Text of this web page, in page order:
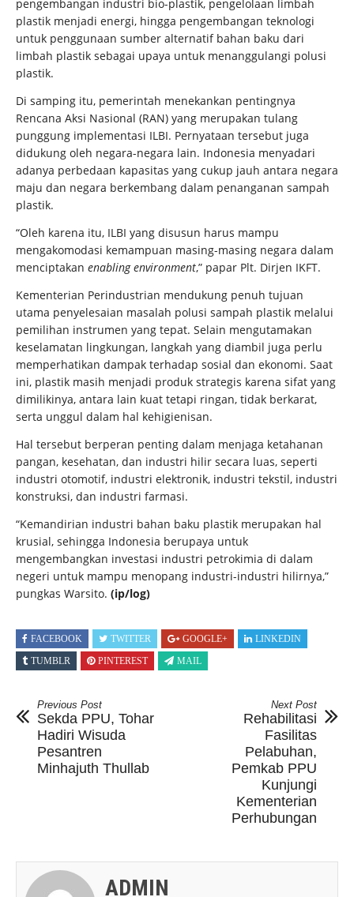
pengembangan industri bio-plastik, pengelolaan limbah
plastik menjadi energi, hingga pengembangan teknologi
untuk penggunaan sumber alternatif bahan baku dari
limbah plastik sebagai upaya untuk menanggulangi polusi
plastik.
Di samping itu, pemerintah menekankan pentingnya
Rencana Aksi Nasional (RAN) yang merupakan tulang
punggung implementasi ILBI. Pernyataan tersebut juga
didukung oleh negara-negara lain. Indonesia menyadari
adanya perbedaan kapasitas yang cukup jauh antara negara
maju dan negara berkembang dalam penanganan sampah
plastik.
“Oleh karena itu, ILBI yang disusun harus mampu
mengakomodasi kemampuan masing-masing negara dalam
menciptakan enabling environment,” papar Plt. Dirjen IKFT.
Kementerian Perindustrian mendukung penuh tujuan
utama penyelesaian masalah polusi sampah plastik melalui
pemilihan instrumen yang tepat. Selain mengutamakan
keselamatan lingkungan, langkah yang diambil juga perlu
memperhatikan dampak terhadap sosial dan ekonomi. Saat
ini, plastik masih menjadi produk strategis karena sifat yang
dimilikinya, antara lain kuat tetapi ringan, tidak berkarat,
serta unggul dalam hal kehigienisan.
Hal tersebut berperan penting dalam menjaga ketahanan
pangan, kesehatan, dan industri hilir secara luas, seperti
industri otomotif, industri elektronik, industri tekstil, industri
konstruksi, dan industri farmasi.
“Kemandirian industri bahan baku plastik merupakan hal
krusial, sehingga Indonesia berupaya untuk
mengembangkan investasi industri petrokimia di dalam
negeri untuk mampu menopang industri-industri hilirnya,”
pungkas Warsito. (ip/log)
FACEBOOK TWITTER GOOGLE+
LINKEDIN
TUMBLR
PINTEREST MAIL
Previous Post
Sekda PPU, Tohar
Hadiri Wisuda
Pesantren
Minhajuth Thullab
Next Post
Rehabilitasi
Fasilitas
Pelabuhan,
Pemkab PPU
Kunjungi
Kementerian
Perhubungan
ADMIN